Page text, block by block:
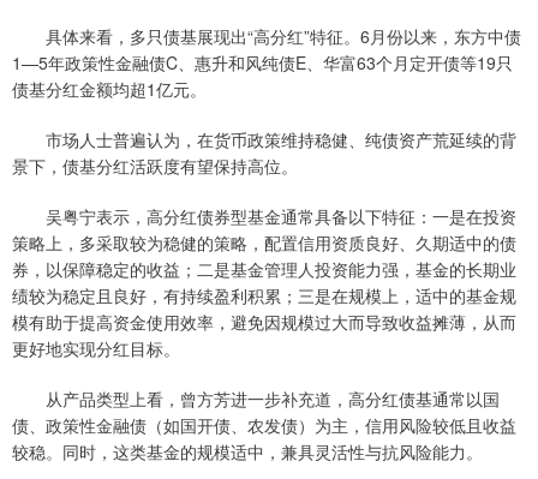
具体来看，多只债基展现出“高分红”特征。6月份以来，东方中债
1—5年政策性金融债C、惠升和风纯债E、华富63个月定开债等19只
债基分红金额均超1亿元。
市场人士普遍认为，在货币政策维持稳健、纯债资产荒延续的背
景下，债基分红活跃度有望保持高位。
吴粤宁表示，高分红债券型基金通常具备以下特征：一是在投资
策略上，多采取较为稳健的策略，配置信用资质良好、久期适中的债
券，以保障稳定的收益；二是基金管理人投资能力强，基金的长期业
绩较为稳定且良好，有持续盈利积累；三是在规模上，适中的基金规
模有助于提高资金使用效率，避免因规模过大而导致收益摊薄，从而
更好地实现分红目标。
从产品类型上看，曾方芳进一步补充道，高分红债基通常以国
债、政策性金融债（如国开债、农发债）为主，信用风险较低且收益
较稳。同时，这类基金的规模适中，兼具灵活性与抗风险能力。